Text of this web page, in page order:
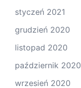
styczeń 2021
grudzień 2020
listopad 2020
październik 2020
wrzesień 2020